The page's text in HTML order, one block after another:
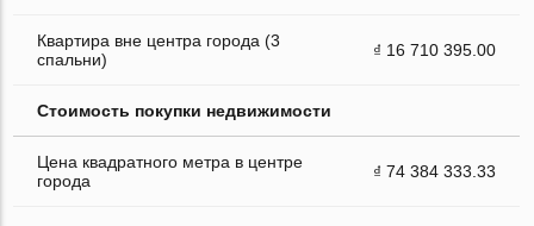
Квартира вне центра города (3
спальни)
₫ 16 710 395.00
Стоимость покупки недвижимости
Цена квадратного метра в центре
города
₫ 74 384 333.33